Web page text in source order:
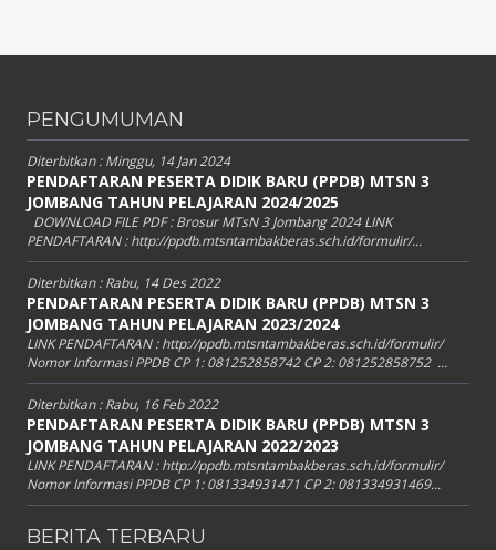
PENGUMUMAN
Diterbitkan :Minggu, 14 Jan 2024
PENDAFTARAN PESERTA DIDIK BARU (PPDB) MTSN 3
JOMBANG TAHUN PELAJARAN 2024/2025
DOWNLOAD FILE PDF : Brosur MTsN 3 Jombang 2024 LINK
PENDAFTARAN : http://ppdb.mtsntambakberas.sch.id/formulir/...
Diterbitkan :Rabu, 14 Des 2022
PENDAFTARAN PESERTA DIDIK BARU (PPDB) MTSN 3
JOMBANG TAHUN PELAJARAN 2023/2024
LINK PENDAFTARAN : http://ppdb.mtsntambakberas.sch.id/formulir/
Nomor Informasi PPDB CP 1: 081252858742 CP 2: 081252858752 ...
Diterbitkan :Rabu, 16 Feb 2022
PENDAFTARAN PESERTA DIDIK BARU (PPDB) MTSN 3
JOMBANG TAHUN PELAJARAN 2022/2023
LINK PENDAFTARAN : http://ppdb.mtsntambakberas.sch.id/formulir/
Nomor Informasi PPDB CP 1: 081334931471 CP 2: 081334931469...
BERITA TERBARU